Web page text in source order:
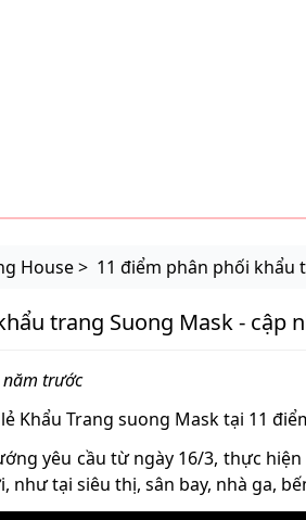
House > 11 điểm phân phối khẩu
trang Suong Mask - cập
năm trước
Khẩu Trang suong Mask tại 11
yêu cầu từ ngày 16/3, thực
tại siêu thị, sân bay, nhà ga,